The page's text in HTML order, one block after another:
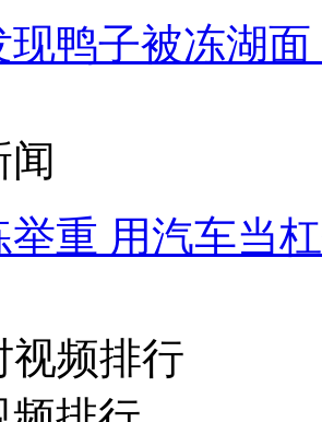
现鸭子被冻湖
闻
举重 用汽车当
视频排行